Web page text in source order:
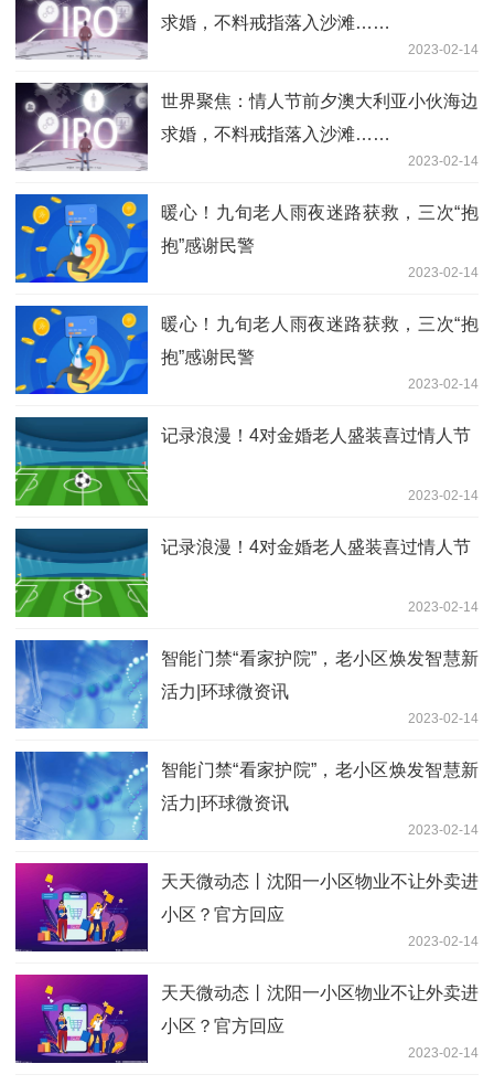
求婚，不料戒指落入沙滩……
2023-02-14
世界聚焦：情人节前夕澳大利亚小伙海边
求婚，不料戒指落入沙滩……
2023-02-14
暖心！九旬老人雨夜迷路获救，三次“抱
抱”感谢民警
2023-02-14
暖心！九旬老人雨夜迷路获救，三次“抱
抱”感谢民警
2023-02-14
记录浪漫！4对金婚老人盛装喜过情人节
2023-02-14
记录浪漫！4对金婚老人盛装喜过情人节
2023-02-14
智能门禁“看家护院”，老小区焕发智慧新
活力|环球微资讯
2023-02-14
智能门禁“看家护院”，老小区焕发智慧新
活力|环球微资讯
2023-02-14
天天微动态丨沈阳一小区物业不让外卖进
小区？官方回应
2023-02-14
天天微动态丨沈阳一小区物业不让外卖进
小区？官方回应
2023-02-14